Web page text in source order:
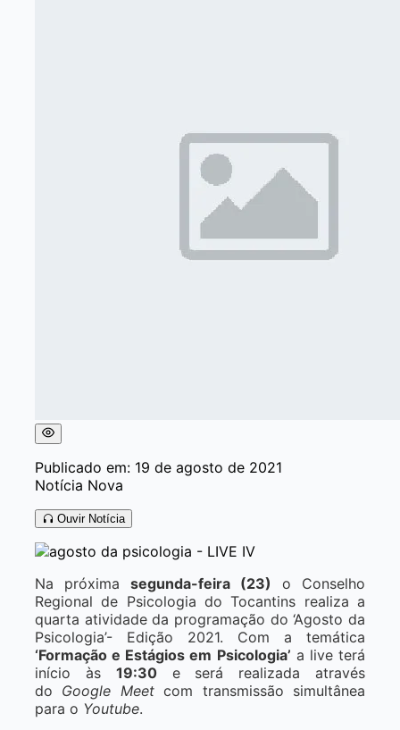
Publicado em: 19 de agosto de 2021
Notícia Nova
Ouvir Notícia
Na próxima segunda-feira (23) o Conselho
Regional de Psicologia do Tocantins realiza a
quarta atividade da programação do ‘Agosto da
Psicologia’- Edição 2021. Com a temática
‘Formação e Estágios em Psicologia’ a live terá
início às 19:30e será realizada através
do Google Meetcom transmissão simultânea
para o Youtube.